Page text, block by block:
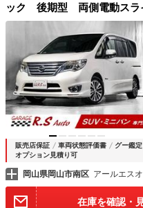
ック 後期型 両側電動ス
検記録簿 ８型ナビＴＶ 全
乗 ＥＴＣ ＤＶＤ Ｂｌｕ
ォークスルー エマブレ ア
販売店保証 車両状態評価書 グー鑑定
オプション見積り可
岡山県岡山市南区 アールエス
在庫を確認・